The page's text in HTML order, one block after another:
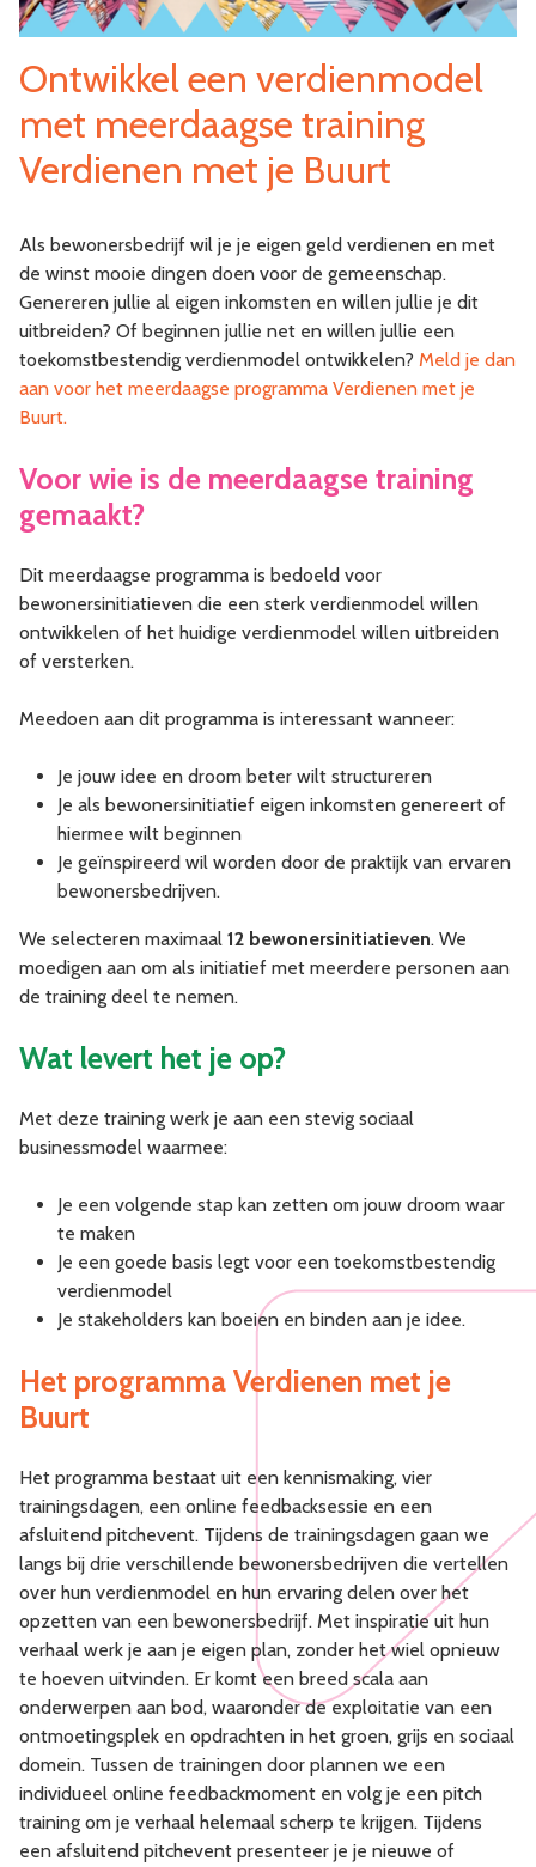
Ontwikkel een verdienmodel
met meerdaagse training
Verdienen met je Buurt
Als bewonersbedrijf wil je je eigen geld verdienen en met
de winst mooie dingen doen voor de gemeenschap.
Genereren jullie al eigen inkomsten en willen jullie je dit
uitbreiden? Of beginnen jullie net en willen jullie een
toekomstbestendig verdienmodel ontwikkelen? Meld je dan
aan voor het meerdaagse programma Verdienen met je
Buurt.
Voor wie is de meerdaagse training
gemaakt?
Dit meerdaagse programma is bedoeld voor
bewonersinitiatieven die een sterk verdienmodel willen
ontwikkelen of het huidige verdienmodel willen uitbreiden
of versterken.
Meedoen aan dit programma is interessant wanneer:
Je jouw idee en droom beter wilt structureren
Je als bewonersinitiatief eigen inkomsten genereert of
hiermee wilt beginnen
Je geïnspireerd wil worden door de praktijk van ervaren
bewonersbedrijven.
We selecteren maximaal 12 bewonersinitiatieven. We
moedigen aan om als initiatief met meerdere personen aan
de training deel te nemen.
Wat levert het je op?
Met deze training werk je aan een stevig sociaal
businessmodel waarmee:
Je een volgende stap kan zetten om jouw droom waar
te maken
Je een goede basis legt voor een toekomstbestendig
verdienmodel
Je stakeholders kan boeien en binden aan je idee.
Het programma Verdienen met je
Buurt
Het programma bestaat uit een kennismaking, vier
trainingsdagen, een online feedbacksessie en een
afsluitend pitchevent. Tijdens de trainingsdagen gaan we
langs bij drie verschillende bewonersbedrijven die vertellen
over hun verdienmodel en hun ervaring delen over het
opzetten van een bewonersbedrijf. Met inspiratie uit hun
verhaal werk je aan je eigen plan, zonder het wiel opnieuw
te hoeven uitvinden. Er komt een breed scala aan
onderwerpen aan bod, waaronder de exploitatie van een
ontmoetingsplek en opdrachten in het groen, grijs en sociaal
domein. Tussen de trainingen door plannen we een
individueel online feedbackmoment en volg je een pitch
training om je verhaal helemaal scherp te krijgen. Tijdens
een afsluitend pitchevent presenteer je je nieuwe of